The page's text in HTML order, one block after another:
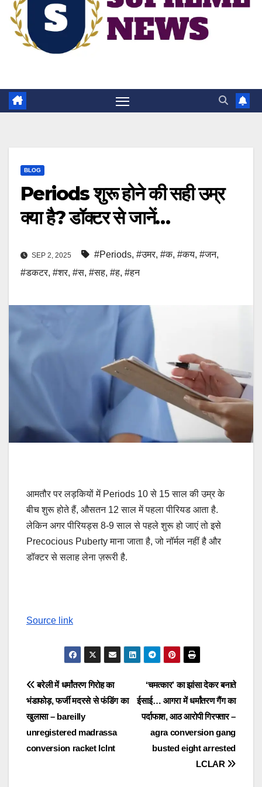
BLOG
Periods शुरू होने की सही उम्र
क्या है? डॉक्टर से जानें…
SEP 2, 2025 #Periods, #उमर, #क, #कय, #जन,
#डकटर, #शर, #स, #सह, #ह, #हन
आमतौर पर लड़कियों में Periods 10 से 15 साल की उम्र के
बीच शुरू होते हैं, औसतन 12 साल में पहला पीरियड आता है.
लेकिन अगर पीरियड्स 8-9 साल से पहले शुरू हो जाएं तो इसे
Precocious Puberty माना जाता है, जो नॉर्मल नहीं है और
डॉक्टर से सलाह लेना ज़रूरी है.
Source link
Post
navigation
‘चमत्कार’ का झांसा देकर बनाते
ईसाई… आगरा में धर्मांतरण गैंग का
पर्दाफाश, आठ आरोपी गिरफ्तार –
agra conversion gang
busted eight arrested
LCLAR
बरेली में धर्मांतरण गिरोह का
भंडाफोड़, फर्जी मदरसे से फंडिंग का
खुलासा – bareilly
unregistered madrassa
conversion racket lclnt